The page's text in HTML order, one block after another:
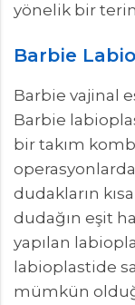
yönelik bir
Barbie
Barbie vajinal
Barbie
bir takım
dudakların
dudağın eşit
yapılan
labioplastide
mümkün